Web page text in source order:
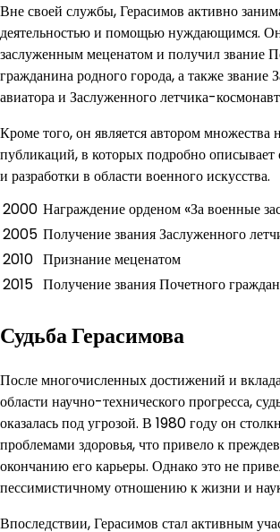
Вне своей службы, Герасимов активно
деятельностью и помощью нуждающимся.
заслуженным меценатом и получил звание
гражданина родного города, а также звание
авиатора и Заслуженного летчика-
Кроме того, он является автором множества
публикаций, в которых подробно описывает
и разработки в области военного искусства.
2000 Награждение орденом «За военные
2005 Получение звания Заслуженного
2010 Признание меценатом
2015 Получение звания Почетного
Судьба Герасимова
После многочисленных достижений и
области научно-технического прогресса,
оказалась под угрозой. В 1980 году он
проблемами здоровья, что привело к
окончанию его карьеры. Однако это не
пессимистичному отношению к жизни и
Впоследствии, Герасимов стал активным